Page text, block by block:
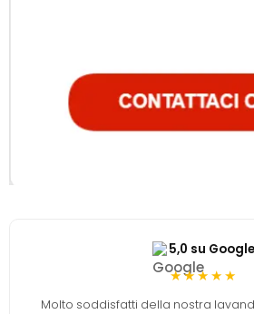
5,0 su Google
★★★★★
Molto soddisfatti della nostra